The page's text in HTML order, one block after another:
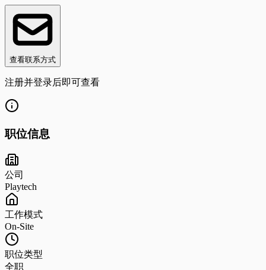
查看联系方式
注册并登录后即可查看
职位信息
公司
Playtech
工作模式
On-Site
职位类型
全职